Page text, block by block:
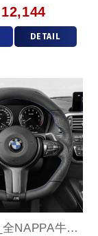
DETAIL
一系M款_全NAPPA牛皮款